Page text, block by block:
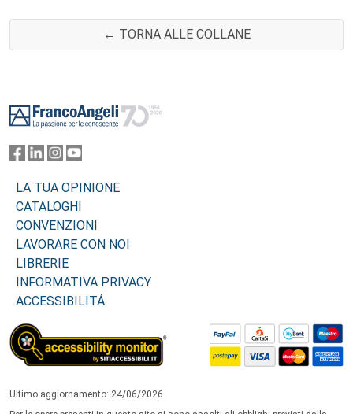
← TORNA ALLE COLLANE
LA TUA OPINIONE
CATALOGHI
CONVENZIONI
LAVORARE CON NOI
LIBRERIE
INFORMATIVA PRIVACY
ACCESSIBILITÁ
Ultimo aggiornamento: 24/06/2026